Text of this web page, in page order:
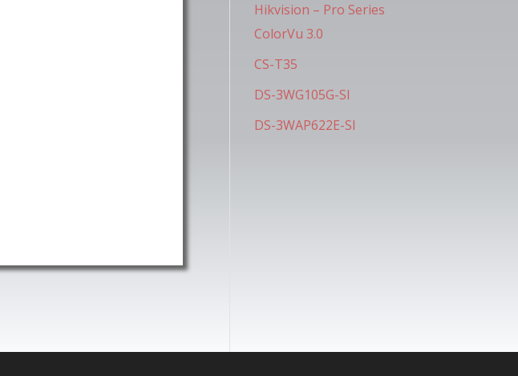
Hikvision – Pro Series
ColorVu 3.0
CS-T35
DS-3WG105G-SI
DS-3WAP622E-SI